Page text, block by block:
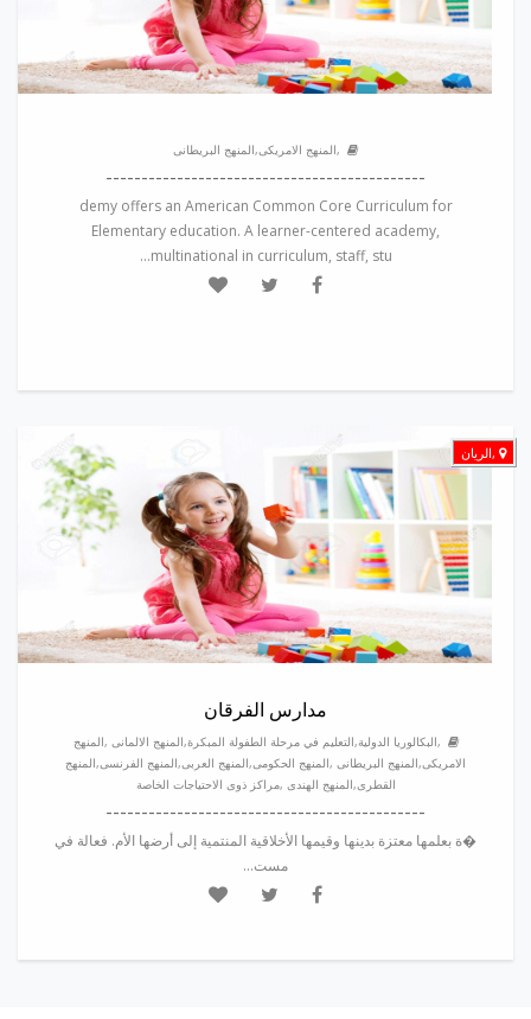
,المنهج الامريكى,المنهج البريطانى
---------------------------------------------
demy offers an American Common Core Curriculum for
Elementary education. A learner-centered academy,
multinational in curriculum, staff, stu...
,الريان
مدارس الفرقان
,البكالوريا الدولية,التعليم في مرحلة الطفولة المبكرة,المنهج الالمانى ,المنهج
الامريكى,المنهج البريطانى ,المنهج الحكومى,المنهج العربى,المنهج الفرنسى,المنهج
القطرى,المنهج الهندى ,مراكز ذوى الاحتياجات الخاصة
---------------------------------------------
�ة بعلمها معتزة بدينها وقيمها الأخلاقية المنتمية إلى أرضها الأم. فعالة في
مست...